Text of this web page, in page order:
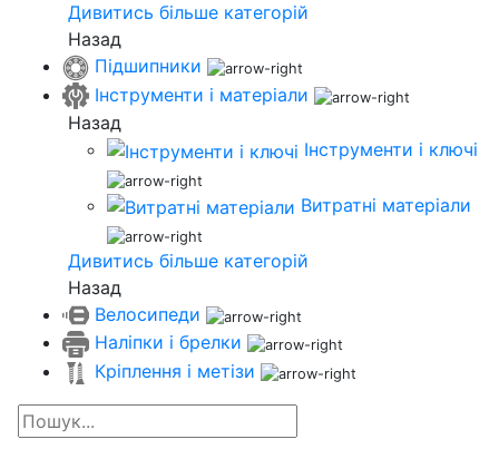
Дивитись більше категорій
Назад
Підшипники
Інструменти і матеріали
Назад
Інструменти і ключі
Витратні матеріали
Дивитись більше категорій
Назад
Велосипеди
Наліпки і брелки
Кріплення і метізи